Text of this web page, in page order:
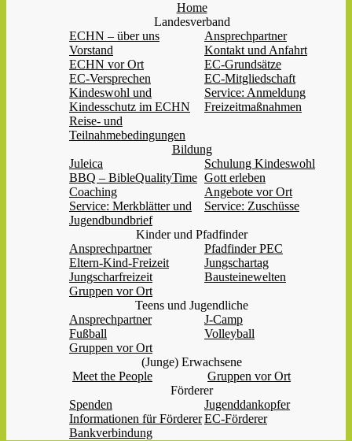
Home
Landesverband
ECHN – über uns
Ansprechpartner
Vorstand
Kontakt und Anfahrt
ECHN vor Ort
EC-Grundsätze
EC-Versprechen
EC-Mitgliedschaft
Kindeswohl und
Kindesschutz im ECHN
Service: Anmeldung
Freizeitmaßnahmen
Reise- und
Teilnahmebedingungen
Bildung
Juleica
Schulung Kindeswohl
BBQ – BibleQualityTime Gott erleben
Coaching
Angebote vor Ort
Service: Merkblätter und
Jugendbundbrief
Service: Zuschüsse
Kinder und Pfadfinder
Ansprechpartner
Pfadfinder PEC
Eltern-Kind-Freizeit
Jungschartag
Jungscharfreizeit
Bausteinewelten
Gruppen vor Ort
Teens und Jugendliche
Ansprechpartner
J-Camp
Fußball
Volleyball
Gruppen vor Ort
(Junge) Erwachsene
Meet the People
Gruppen vor Ort
Förderer
Spenden
Jugenddankopfer
Informationen für FördererEC-Förderer
Bankverbindung